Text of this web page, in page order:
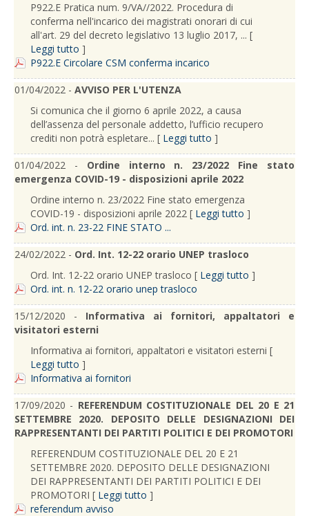
P922.E Pratica num. 9/VA//2022. Procedura di
conferma nell'incarico dei magistrati onorari di cui
all'art. 29 del decreto legislativo 13 luglio 2017, ... [
Leggi tutto ]
P922.E Circolare CSM conferma incarico
01/04/2022 - AVVISO PER L'UTENZA
Si comunica che il giorno 6 aprile 2022, a causa
dell’assenza del personale addetto, l’ufficio recupero
crediti non potrà espletare... [ Leggi tutto ]
01/04/2022 - Ordine interno n. 23/2022 Fine stato
emergenza COVID-19 - disposizioni aprile 2022
Ordine interno n. 23/2022 Fine stato emergenza
COVID-19 - disposizioni aprile 2022 [ Leggi tutto ]
Ord. int. n. 23-22 FINE STATO ...
24/02/2022 - Ord. Int. 12-22 orario UNEP trasloco
Ord. Int. 12-22 orario UNEP trasloco [ Leggi tutto ]
Ord. int. n. 12-22 orario unep trasloco
15/12/2020 - Informativa ai fornitori, appaltatori e
visitatori esterni
Informativa ai fornitori, appaltatori e visitatori esterni [
Leggi tutto ]
Informativa ai fornitori
17/09/2020 - REFERENDUM COSTITUZIONALE DEL 20 E 21
SETTEMBRE 2020. DEPOSITO DELLE DESIGNAZIONI DEI
RAPPRESENTANTI DEI PARTITI POLITICI E DEI PROMOTORI
REFERENDUM COSTITUZIONALE DEL 20 E 21
SETTEMBRE 2020. DEPOSITO DELLE DESIGNAZIONI
DEI RAPPRESENTANTI DEI PARTITI POLITICI E DEI
PROMOTORI [ Leggi tutto ]
referendum avviso